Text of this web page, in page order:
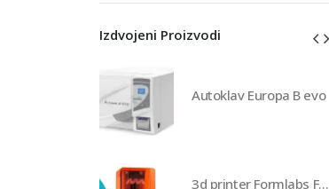
Izdvojeni Proizvodi
Autoklav Europa B evo
3d printer Formlabs Form 4b